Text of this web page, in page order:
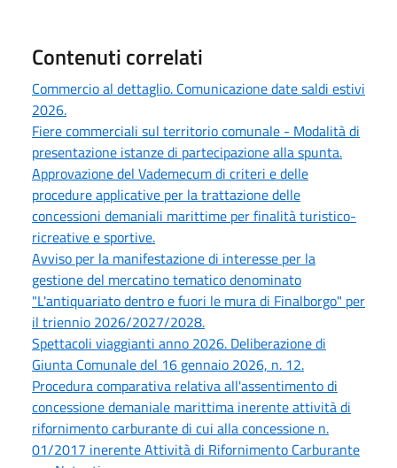
Contenuti correlati
Commercio al dettaglio. Comunicazione date saldi estivi
2026.
Fiere commerciali sul territorio comunale - Modalità di
presentazione istanze di partecipazione alla spunta.
Approvazione del Vademecum di criteri e delle
procedure applicative per la trattazione delle
concessioni demaniali marittime per finalità turistico-
ricreative e sportive.
Avviso per la manifestazione di interesse per la
gestione del mercatino tematico denominato
"L'antiquariato dentro e fuori le mura di Finalborgo" per
il triennio 2026/2027/2028.
Spettacoli viaggianti anno 2026. Deliberazione di
Giunta Comunale del 16 gennaio 2026, n. 12.
Procedura comparativa relativa all'assentimento di
concessione demaniale marittima inerente attività di
rifornimento carburante di cui alla concessione n.
01/2017 inerente Attività di Rifornimento Carburante